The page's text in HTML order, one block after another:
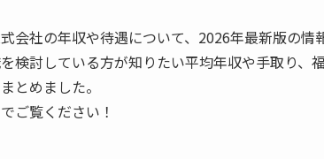
会社の年収や待遇について、2026年最新版の情
検討している方が知りたい平均年収や手取り、
とめました。
ご覧ください！